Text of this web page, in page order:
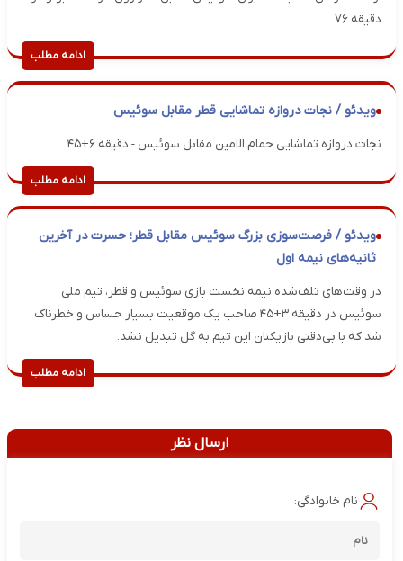
دقیقه ۷۶
ادامه مطلب
ویدئو / نجات دروازه تماشایی قطر مقابل سوئیس
نجات دروازه تماشایی حمام الامین مقابل سوئیس - دقیقه ۶+۴۵
ادامه مطلب
ویدئو / فرصت‌سوزی بزرگ سوئیس مقابل قطر؛ حسرت در آخرین
ثانیه‌های نیمه اول
در وقت‌های تلف‌شده نیمه نخست بازی سوئیس و قطر، تیم ملی
سوئیس در دقیقه ۳+۴۵ صاحب یک موقعیت بسیار حساس و خطرناک
شد که با بی‌دقتی بازیکنان این تیم به گل تبدیل نشد.
ادامه مطلب
ارسال نظر
نام خانوادگی: